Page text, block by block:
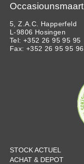
Occasiounsmaart
5, Z.A.C. Happerfeld
L-9806 Hosingen
Tel: +352 26 95 95 95
Fax: +352 26 95 95 96
STOCK ACTUEL
ACHAT & DEPOT